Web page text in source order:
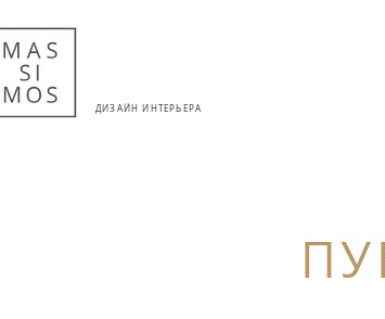
ДИЗАЙН ИНТЕРЬЕРА